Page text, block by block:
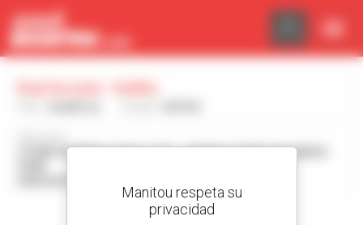
STAND NUMBER 4348 & 4349 - KAMEELDORING BUSINESS
Mostrar filtros de búsqueda
Panel de gestión de cookies
Manitou respeta su
privacidad